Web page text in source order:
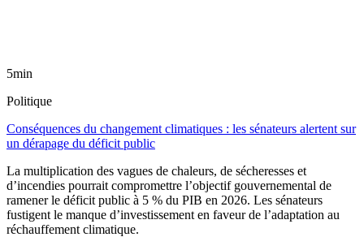
5min
Politique
Conséquences du changement climatiques : les sénateurs alertent sur
un dérapage du déficit public
La multiplication des vagues de chaleurs, de sécheresses et
d’incendies pourrait compromettre l’objectif gouvernemental de
ramener le déficit public à 5 % du PIB en 2026. Les sénateurs
fustigent le manque d’investissement en faveur de l’adaptation au
réchauffement climatique.